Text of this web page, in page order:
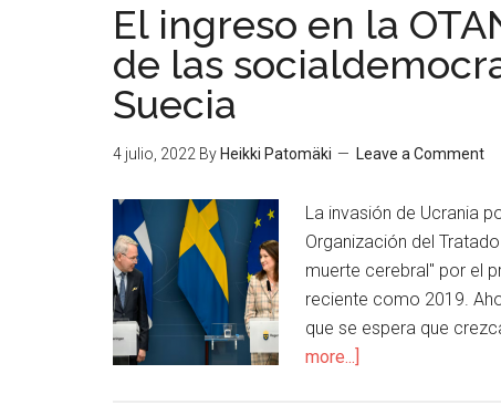
El ingreso en la
de las
Suecia
4 julio, 2022 By Heikki Patomäki Leave a Comment
La invasión de Ucrania
Organización del
muerte cerebral" por el
reciente como 2019.
que se espera que
more...]